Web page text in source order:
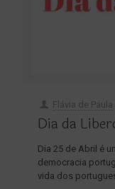
Flávia de Paula
Dia da
Dia 25 de Abril é
democracia
vida dos